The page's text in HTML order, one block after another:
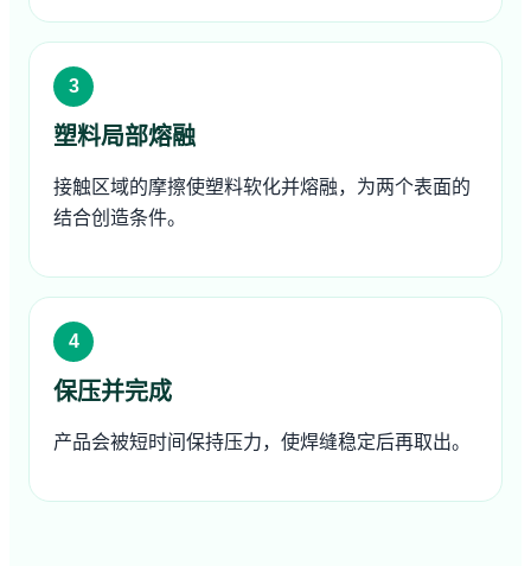
塑料局部熔融
接触区域的摩擦使塑料软化并熔融，为两个表面的
结合创造条件。
保压并完成
产品会被短时间保持压力，使焊缝稳定后再取出。